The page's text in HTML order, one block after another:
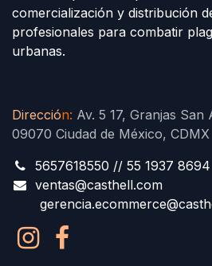
comercialización y distribución
profesionales para combatir
urbanas.
Dirección: Av. 5 17, Granjas
09070 Ciudad de México, CDMX
5657618550 // 55 1937 8694
ventas@casthell.com